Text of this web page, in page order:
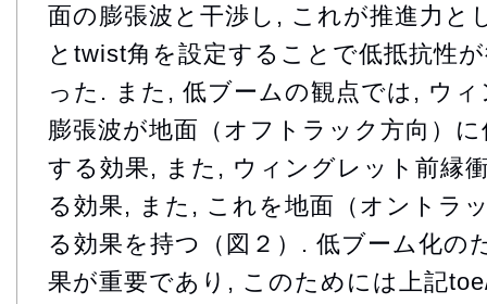
面の膨張波と干渉し, これが推進力と
とtwist角を設定することで低抵抗性
った. また, 低ブームの観点では, ウ
膨張波が地面（オフトラック方向）
する効果, また, ウィングレット前縁
る効果, また, これを地面（オントラ
る効果を持つ（図２）. 低ブーム化の
果が重要であり, このためには上記